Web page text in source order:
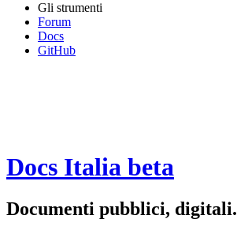
Gli strumenti
Forum
Docs
GitHub
Docs Italia beta
Documenti pubblici, digitali.